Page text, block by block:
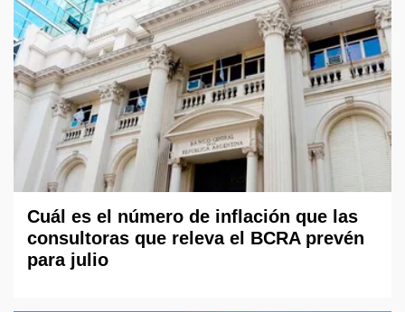
Cuál es el número de inflación que las
consultoras que releva el BCRA prevén
para julio